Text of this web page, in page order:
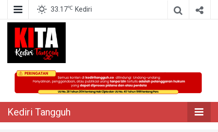
33.17℃ Kediri
Kediri Tangguh
Berita Akurat Terpercaya
Kediri Tangguh